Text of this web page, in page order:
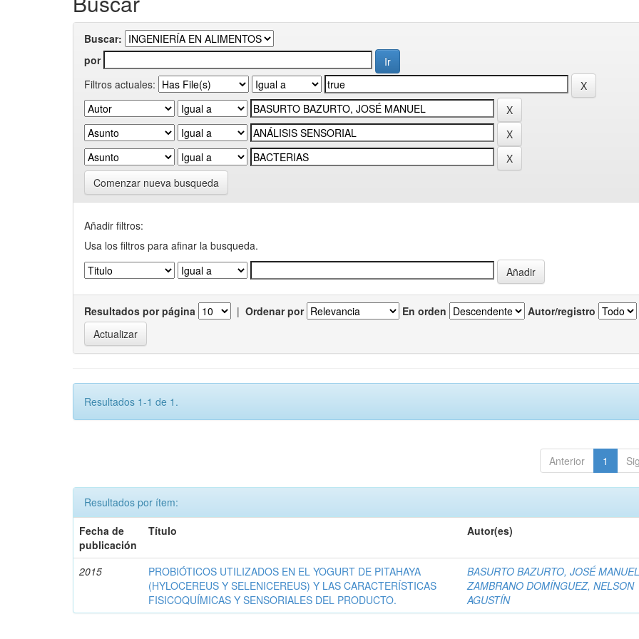
Buscar:
por
Filtros actuales:
Comenzar nueva busqueda
Añadir filtros:
Usa los filtros para afinar la busqueda.
Resultados por página | Ordenar por En orden Autor/registro
Resultados 1-1 de 1.
Anterior 1
Resultados por ítem:
Fecha de
publicación
Título Autor(es)
2015
PROBIÓTICOS UTILIZADOS EN EL YOGURT DE PITAHAYA
(HYLOCEREUS Y SELENICEREUS) Y LAS CARACTERÍSTICAS
FISICOQUÍMICAS Y SENSORIALES DEL PRODUCTO.
BASURTO BAZURTO, JOSÉ
ZAMBRANO DOMÍNGUEZ, NELSON
AGUSTÍN